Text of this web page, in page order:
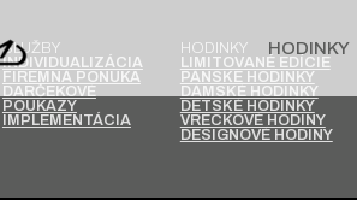
HODINKY
SLUŽBY
INDIVIDUALIZÁCIA
FIREMNÁ PONUKA
DARČEKOVÉ
POUKAZY
IMPLEMENTÁCIA
HODINKY
LIMITOVANÉ EDÍCIE
PÁNSKE HODINKY
DÁMSKÉ HODINKY
DETSKÉ HODINKY
VRECKOVÉ HODINY
DESIGNOVÉ HODINY